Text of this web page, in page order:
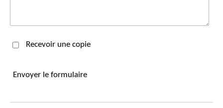
Recevoir une copie
Envoyer le formulaire